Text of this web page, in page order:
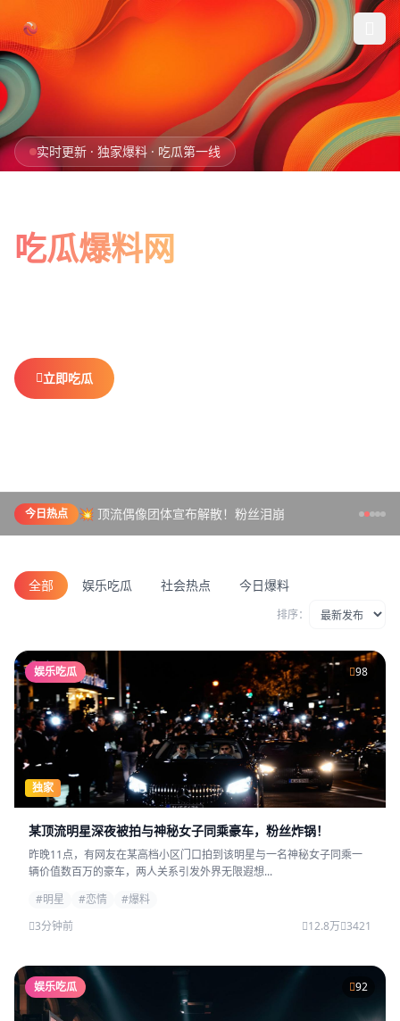
首页
今日爆料
实时更新 · 独家爆料 · 吃瓜第一线
吃瓜爆料网
立即吃瓜
今日热点 💥 顶流偶像团体宣布解散！粉丝泪崩
全部 娱乐吃瓜 社会热点 今日爆料
排序：
娱乐吃瓜 98
独家
某顶流明星深夜被拍与神秘女子同乘豪车，粉丝炸锅！
昨晚11点，有网友在某高档小区门口拍到该明星与一名神秘女子同乘一
辆价值数百万的豪车，两人关系引发外界无限遐想...
#明星
#恋情
#爆料
3分钟前
12.8万 3421
娱乐吃瓜 92